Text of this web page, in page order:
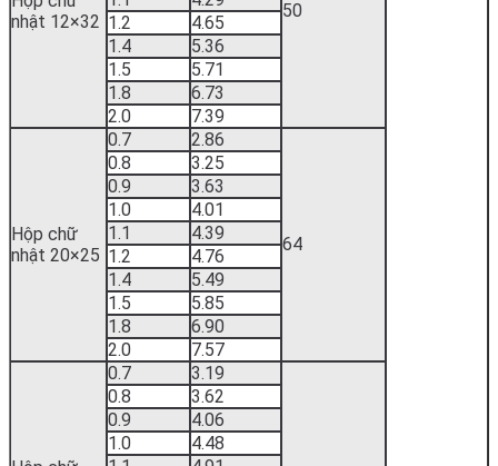
nhật 12×32
50
1.2
4.65
1.4
5.36
1.5
5.71
1.8
6.73
2.0
7.39
Hộp chữ
nhật 20×25
0.7 2.86
64
0.8
3.25
0.9
3.63
1.0
4.01
1.1
4.39
1.2
4.76
1.4
5.49
1.5
5.85
1.8
6.90
2.0
7.57
0.7 3.19
0.8
3.62
0.9
4.06
1.0
4.48